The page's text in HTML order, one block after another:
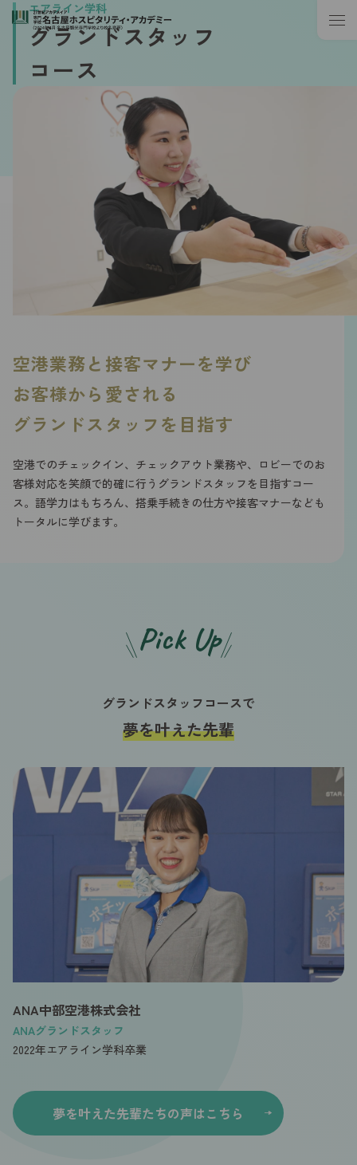
エアライン学科
グランドスタッフ
コース
空港業務と接客マナーを学び
お客様から愛される
グランドスタッフを目指す
空港でのチェックイン、チェックアウト業務や、ロビーでのお
客様対応を笑顔で的確に行うグランドスタッフを目指すコー
ス。語学力はもちろん、搭乗手続きの仕方や接客マナーなども
トータルに学びます。
Pick Up
グランドスタッフコースで
夢を叶えた先輩
ANA中部空港株式会社
ANAグランドスタッフ
2022年エアライン学科卒業
夢を叶えた先輩たちの声はこちら